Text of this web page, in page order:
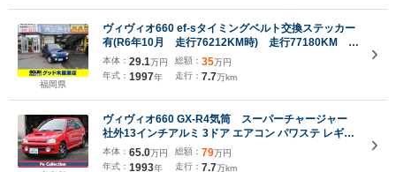
福岡県
ヴィヴィオ660 ef-sタイミングベルト交換ステッカー
有(R6年10月 走行76212KM時) 走行77180KM ス
ーパーチャージャー ターボタイマー フォグラン
プ 13インチアルミホイール パワーステアリング
本体： 29.1万円
年式： 1997年
総額： 35万円
走行： 7.7万km
ヴィヴィオ660 GX-R4気筒 スーパーチャージャー
社外13インチアルミ 3ドア エアコン パワステ レギュ
ラーガソリン
本体： 65.0万円
年式： 1993年
総額： 79万円
走行： 7.7万km